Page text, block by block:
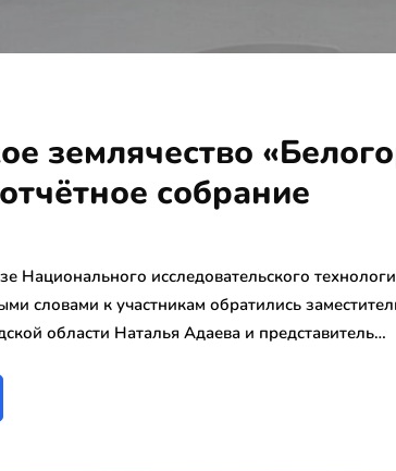
землячество
собрание
Национального исследовательского
словами к участникам обратились
области Наталья Адаева и представитель…